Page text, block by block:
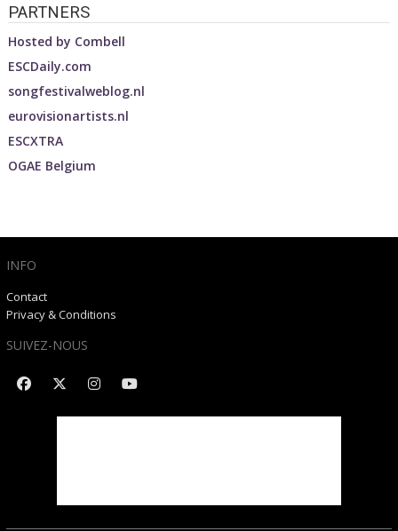
PARTNERS
Hosted by Combell
ESCDaily.com
songfestivalweblog.nl
eurovisionartists.nl
ESCXTRA
OGAE Belgium
INFO
Contact
Privacy & Conditions
SUIVEZ-NOUS